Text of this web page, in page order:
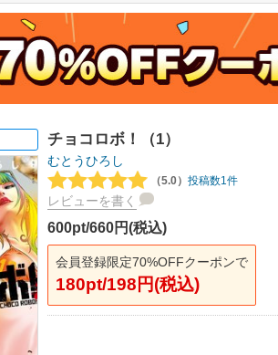
チョコロボ！（1）
むとうひろし
（5.0） 投稿数1件
レビューを書く
600pt/660円(税込)
会員登録限定70%OFFクーポンで
180pt/198円(税込)